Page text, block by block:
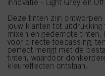
innovatie - Light Grey en
Deze tinten zijn
jouw klanten tot
mixen en gedempte tinten.
voor directe toepassing,
perfect mengt met de
tinten, waardoor
kleureffecten ontstaan.